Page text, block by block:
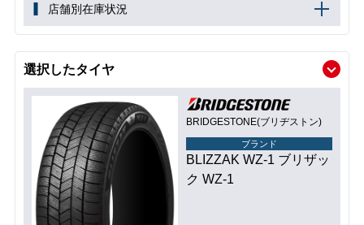
店舗別在庫状況
選択したタイヤ
BRIDGESTONE(ブリヂストン)
ブランド
BLIZZAK WZ-1 ブリザッ
ク WZ-1